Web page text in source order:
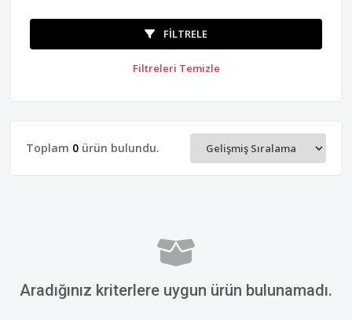
FILTRELE
Filtreleri Temizle
Toplam 0 ürün bulundu.
Aradığınız kriterlere uygun ürün bulunamadı.